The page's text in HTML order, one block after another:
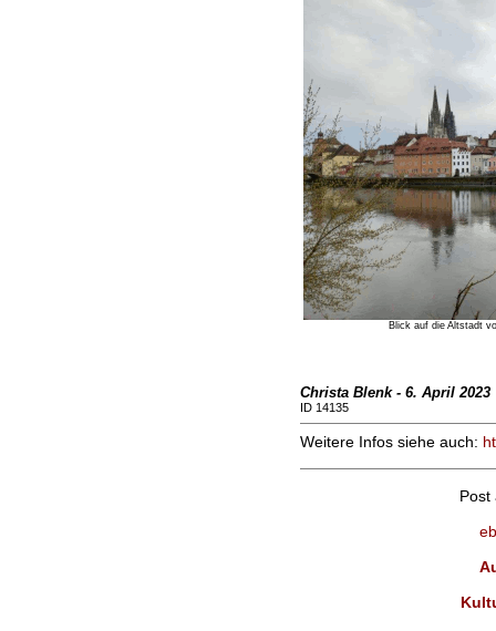
Blick auf die Altstadt
Christa Blenk - 6. April 2023
ID 14135
Weitere Infos siehe auch: